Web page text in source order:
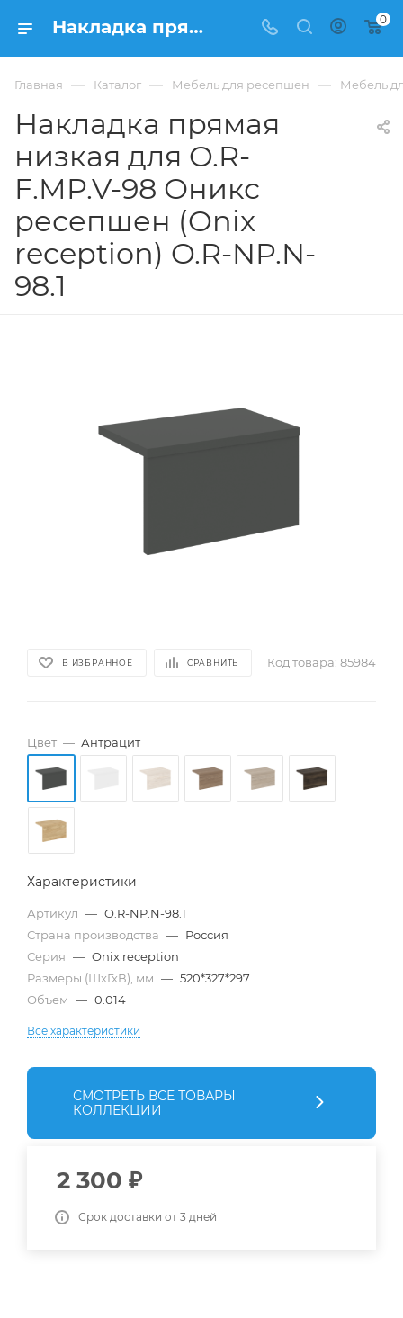
Накладка прямая низкая для O.R-F.MP.V-98 Оникс ресепшен (Onix reception) O.R-NP.N-98.1 из ЛДСП купить в Москве, цена 2 300 ₽. - интернет-магазин ФРАНКОМ 0
Главная — Каталог — Мебель для ресепшен — Мебель
Накладка прямая
низкая для O.R-
F.MP.V-98 Оникс
ресепшен (Onix
reception) O.R-NP.N-
98.1
В ИЗБРАННОЕ СРАВНИТЬ Код товара: 85984
Цвет — Антрацит
Характеристики
Артикул — O.R-NP.N-98.1
Страна производства — Россия
Серия — Onix reception
Размеры (ШхГхВ), мм — 520*327*297
Объем — 0.014
Все характеристики
СМОТРЕТЬ ВСЕ ТОВАРЫ
КОЛЛЕКЦИИ
2 300 ₽
Срок доставки от 3 дней